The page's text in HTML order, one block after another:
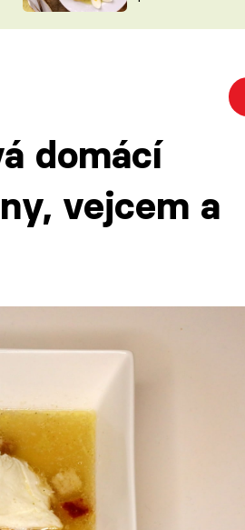
VYCHYTÁVKY
domácí
vejcem a